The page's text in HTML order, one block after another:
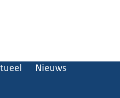
Nieuws